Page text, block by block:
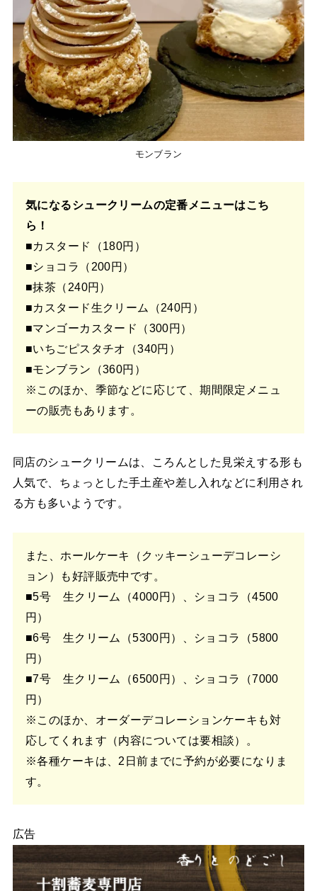
モンブラン
気になるシュークリームの定番メニューはこち
ら！
■カスタード（180円）
■ショコラ（200円）
■抹茶（240円）
■カスタード生クリーム（240円）
■マンゴーカスタード（300円）
■いちごピスタチオ（340円）
■モンブラン（360円）
※このほか、季節などに応じて、期間限定メニュ
ーの販売もあります。
同店のシュークリームは、ころんとした見栄えする形も
人気で、ちょっとした手土産や差し入れなどに利用され
る方も多いようです。
また、ホールケーキ（クッキーシューデコレーシ
ョン）も好評販売中です。
■5号 生クリーム（4000円）、ショコラ（4500
円）
■6号 生クリーム（5300円）、ショコラ（5800
円）
■7号 生クリーム（6500円）、ショコラ（7000
円）
※このほか、オーダーデコレーションケーキも対
応してくれます（内容については要相談）。
※各種ケーキは、2日前までに予約が必要になりま
す。
広告